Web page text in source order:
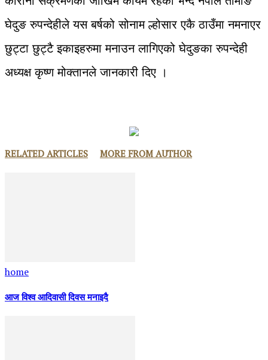
घेदुङ रुपन्देहीले यस बर्षको सोनाम ल्होसार एकै ठाउँमा नमनाएर
छुट्टा छुट्टै इकाइहरुमा मनाउन लागिएको घेदुङका रुपन्देही
अध्यक्ष कृष्ण मोक्तानले जानकारी दिए ।
RELATED ARTICLES MORE FROM AUTHOR
home
आज विश्व आदिवासी दिवस मनाइदै